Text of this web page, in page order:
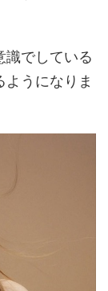
識でしている
うになりま